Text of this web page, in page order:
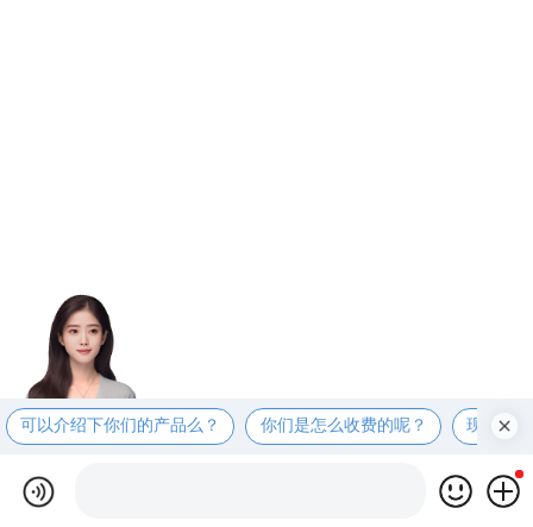
可以介绍下你们的产品么？ 你们是怎么收费的呢？ 现在有